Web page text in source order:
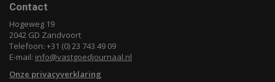
Contact
Hogeweg 19
2042 GD Zandvoort
Telefoon: +31 (0) 23 743 49 09
E-mail: info@vastgoedjournaal.nl
Onze privacyverklaring